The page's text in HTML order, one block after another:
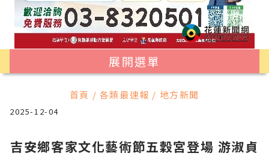
展開選單
首頁 / 各類最速報 / 地方新聞
2025-12-04
吉安鄉客家文化藝術節五穀宮登場 游淑貞